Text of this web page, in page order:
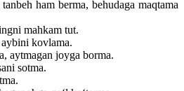
ham berma, behudaga maqtama
mahkam tut.
kovlama.
aytmagan joyga borma.
sotma.